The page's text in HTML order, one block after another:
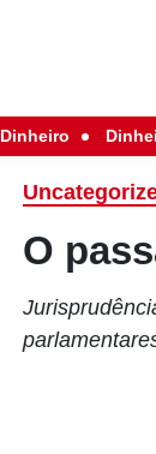
Dinheiro
O